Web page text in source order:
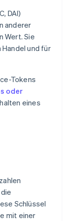
DAI)
anderer
Wert. Sie
und für
Tokens
oder
eines
Schlüssel
mit einer